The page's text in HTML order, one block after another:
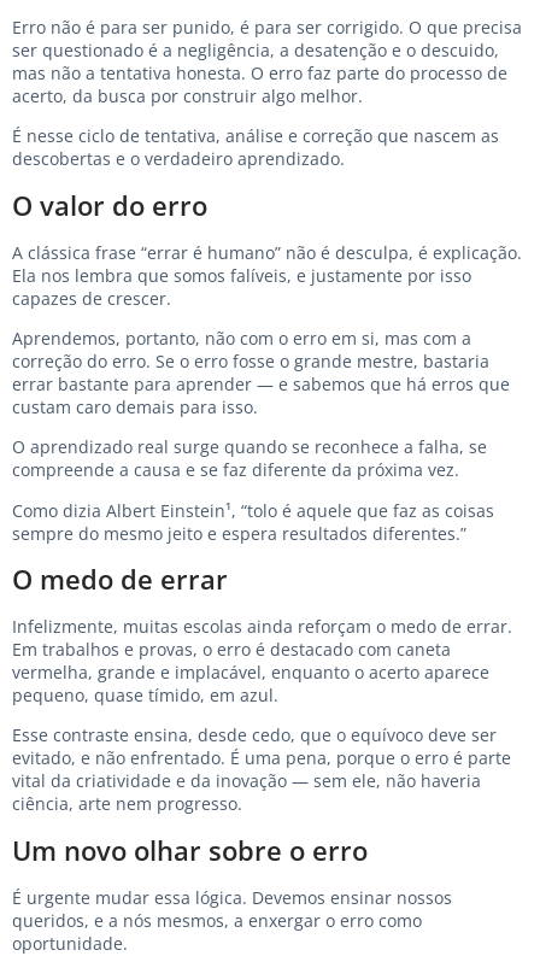
Erro não é para ser punido, é para ser corrigido. O que precisa
ser questionado é a negligência, a desatenção e o descuido,
mas não a tentativa honesta. O erro faz parte do processo de
acerto, da busca por construir algo melhor.
É nesse ciclo de tentativa, análise e correção que nascem as
descobertas e o verdadeiro aprendizado.
O valor do erro
A clássica frase “errar é humano” não é desculpa, é explicação.
Ela nos lembra que somos falíveis, e justamente por isso
capazes de crescer.
Aprendemos, portanto, não com o erro em si, mas com a
correção do erro. Se o erro fosse o grande mestre, bastaria
errar bastante para aprender — e sabemos que há erros que
custam caro demais para isso.
O aprendizado real surge quando se reconhece a falha, se
compreende a causa e se faz diferente da próxima vez.
Como dizia Albert Einstein¹, “tolo é aquele que faz as coisas
sempre do mesmo jeito e espera resultados diferentes.”
O medo de errar
Infelizmente, muitas escolas ainda reforçam o medo de errar.
Em trabalhos e provas, o erro é destacado com caneta
vermelha, grande e implacável, enquanto o acerto aparece
pequeno, quase tímido, em azul.
Esse contraste ensina, desde cedo, que o equívoco deve ser
evitado, e não enfrentado. É uma pena, porque o erro é parte
vital da criatividade e da inovação — sem ele, não haveria
ciência, arte nem progresso.
Um novo olhar sobre o erro
É urgente mudar essa lógica. Devemos ensinar nossos
queridos, e a nós mesmos, a enxergar o erro como
oportunidade.